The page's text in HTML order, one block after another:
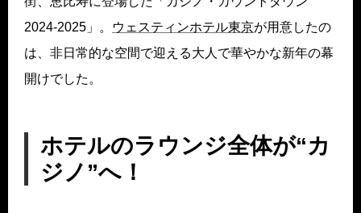
2024-2025」。
ウェスティンホテル東京が用意したの
は、非日常的な空間で迎える大人で華やかな新年の幕
開けでした。
ホテルのラウンジ全体が“カ
ジノ”へ！